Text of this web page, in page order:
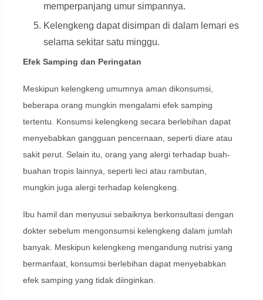
memperpanjang umur simpannya.
Kelengkeng dapat disimpan di dalam lemari es
selama sekitar satu minggu.
Efek Samping dan Peringatan
Meskipun kelengkeng umumnya aman dikonsumsi,
beberapa orang mungkin mengalami efek samping
tertentu. Konsumsi kelengkeng secara berlebihan dapat
menyebabkan gangguan pencernaan, seperti diare atau
sakit perut. Selain itu, orang yang alergi terhadap buah-
buahan tropis lainnya, seperti leci atau rambutan,
mungkin juga alergi terhadap kelengkeng.
Ibu hamil dan menyusui sebaiknya berkonsultasi dengan
dokter sebelum mengonsumsi kelengkeng dalam jumlah
banyak. Meskipun kelengkeng mengandung nutrisi yang
bermanfaat, konsumsi berlebihan dapat menyebabkan
efek samping yang tidak diinginkan.